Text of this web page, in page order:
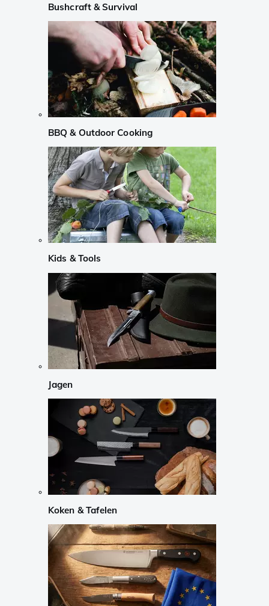
Bushcraft & Survival
BBQ & Outdoor Cooking
Kids & Tools
Jagen
Koken & Tafelen